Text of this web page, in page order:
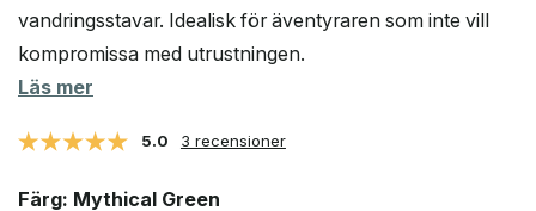
vandringsstavar. Idealisk för äventyraren som inte vill
kompromissa med utrustningen.
Läs mer
5.0 3 recensioner
Färg: Mythical Green